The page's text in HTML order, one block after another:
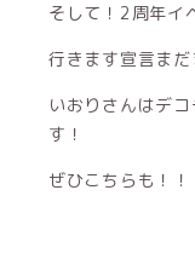
そして！2周年イ
行きます宣言まだ
いおりさんはデ
す！
ぜひこちらも！